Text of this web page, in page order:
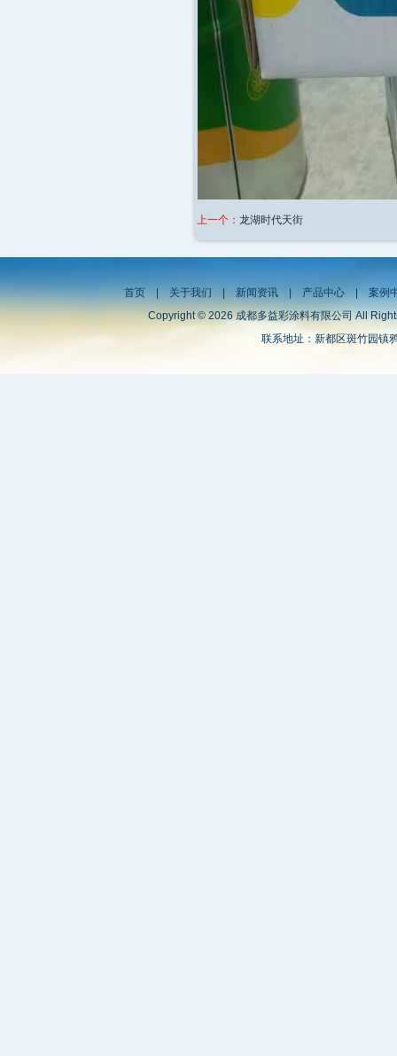
上一个： 龙湖时代天街
首页 |关于我们 |新闻资讯 产品中心 |案例
Copyright © 2026 成都多益彩涂料有限公司 All
联系地址：新都区斑竹园